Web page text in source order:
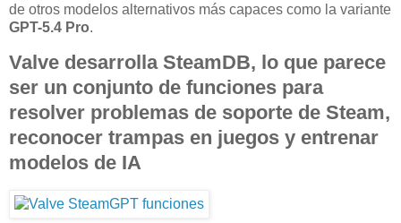
de otros modelos alternativos más capaces como la variante
GPT-5.4 Pro.
Valve desarrolla SteamDB, lo que parece
ser un conjunto de funciones para
resolver problemas de soporte de Steam,
reconocer trampas en juegos y entrenar
modelos de IA